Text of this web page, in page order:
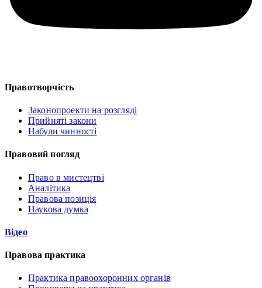
Правотворчість
Законопроекти на розгляді
Прийняті закони
Набули чинності
Правовий погляд
Право в мистецтві
Аналітика
Правова позиція
Наукова думка
Відео
Правова практика
Практика правоохоронних органів